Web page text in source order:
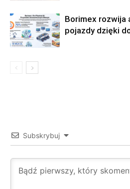
Borimex rozwija
pojazdy dzięki
Subskrybuj